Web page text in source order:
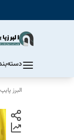
البرز